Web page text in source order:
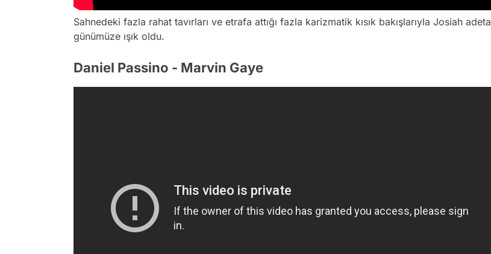
Sahnedeki fazla rahat tavırları ve etrafa attığı fazla karizmatik kısık bakışlarıyla Josiah adeta
günümüze ışık oldu.
Daniel Passino - Marvin Gaye